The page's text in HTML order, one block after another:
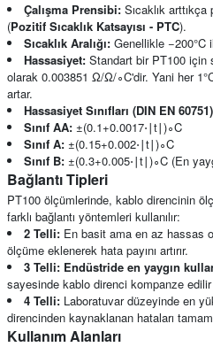
Çalışma Prensibi: Sıcaklık
(Pozitif Sıcaklık Katsayısı - PTC).
Sıcaklık Aralığı: Genellikle −200°C
Hassasiyet: Standart bir PT100 için
olarak 0.003851 Ω/Ω/∘C'dir. Yani her
artar.
Hassasiyet Sınıfları (DIN EN
Sınıf AA: ±(0.1+0.0017⋅ t )∘C
Sınıf A: ±(0.15+0.002⋅ t )∘C
Sınıf B: ±(0.3+0.005⋅ t )∘C (En
Bağlantı Tipleri
PT100 ölçümlerinde, kablo direncinin
farklı bağlantı yöntemleri kullanılır:
2 Telli: En basit ama en az hassas
ölçüme eklenerek hata payını artırır.
3 Telli: Endüstride en yaygın
sayesinde kablo direnci kompanze
4 Telli: Laboratuvar düzeyinde en
direncinden kaynaklanan hataları
Kullanım Alanları